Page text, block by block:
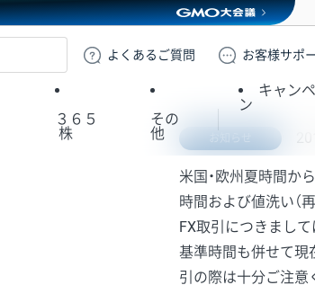
GMOクリック証券
よくある ご質問 お客様サポ
３６５
株
その
他
キャン
ン
米国・欧州夏時間か
時間および値洗い（
FX取引につきまし
基準時間も併せて現
引の際は十分ご注意